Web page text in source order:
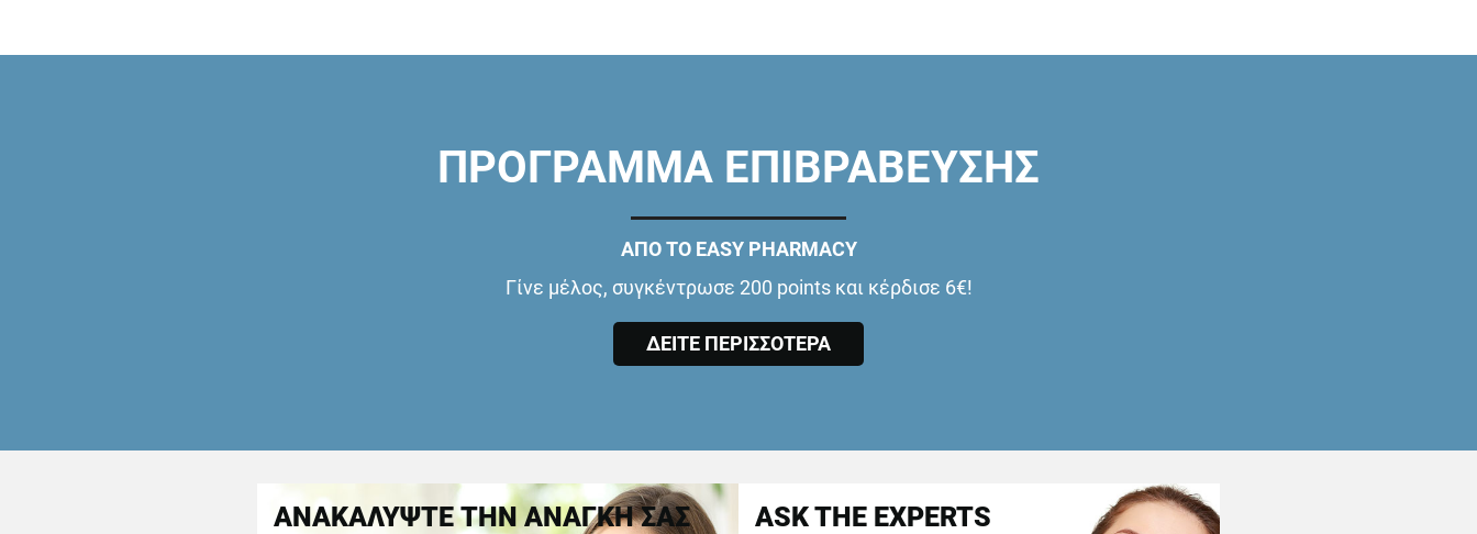
ΠΡΟΓΡΑΜΜΑ ΕΠΙΒΡΑΒΕΥΣΗΣ
ΑΠΟ ΤΟ EASY PHARMACY
Γίνε μέλος, συγκέντρωσε 200 points και κέρδισε 6€!
ΔΕΙΤΕ ΠΕΡΙΣΣΟΤΕΡΑ
ΑΝΑΚΑΛΥΨΤΕ ΤΗΝ ΑΝΑΓΚΗ ΣΑΣ ASK THE EXPERTS